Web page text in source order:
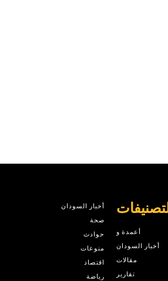
أخبار السودان
صحة
حوادث
منوعات
اقتصاد
رياضة
أعمدة و
أخبار السودان
مقالات
تقارير